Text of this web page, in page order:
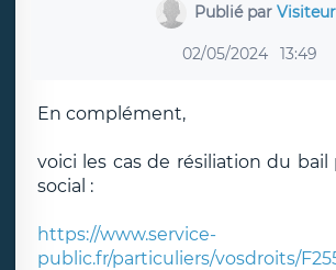
Publié parVisiteur
02/05/2024 13:49
En complément,
voici les cas de résiliation du bail
social :
https://www.service-
public.fr/particuliers/vosdroits/